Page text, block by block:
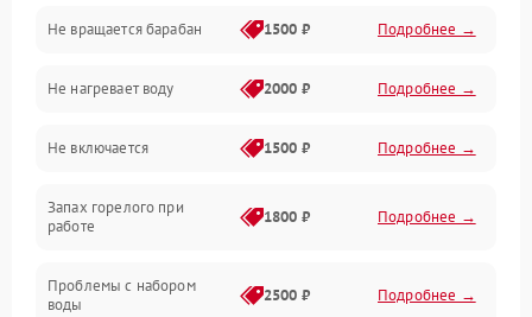
Слив
Программное обеспечение
Не вращается барабан 1500 ₽ Подробнее →
Не нагревает воду 2000 ₽ Подробнее →
Не включается 1500 ₽ Подробнее →
Запах горелого при
работе
1800 ₽ Подробнее →
Проблемы с набором
воды
2500 ₽ Подробнее →